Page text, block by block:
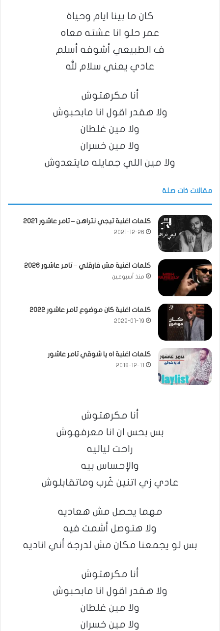
كان ما بينا ايام وحياة
عمر حلو انا عشته معاه
ف الطبيعي أشوفه أسلم
عادي يعني سلام لله
أنا مكرهتوش
ولا هقدر اقول انا مابحبوش
ولا مين غلطان
ولا مين خسران
ولا مين اللي جمايله مايتعدوش
مقالات ذات صلة
كلمات اغنية تيجي نتراهن – تامر عاشور 2021
2021-12-26
كلمات اغنية مش فارقلي – تامر عاشور 2026
منذ أسبوعين
كلمات اغنية كان موضوع تامر عاشور 2022
2022-01-19
كلمات اغنية اه يا شوقي تامر عاشور
2018-12-11
أنا مكرهتوش
بس بحس ان انا معرفهوش
راحت لياليه
والإحساس بيه
عادي زي اتنين غُرب وماتقابلوش
مهما يحصل مش هعاديه
ولا هتوصل أشمت فيه
بس لو يجمعنا مكان مش لدرجة أني اناديه
أنا مكرهتوش
ولا هقدر اقول انا مابحبوش
ولا مين غلطان
ولا مين خسران